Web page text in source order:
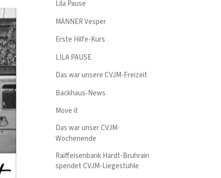
Lila Pause
MÄNNER Vesper
Erste Hilfe-Kurs
LILA PAUSE
Das war unsere CVJM-Freizeit
Backhaus-News
Move it
Das war unser CVJM-
Wochenende
Raiffeisenbank Hardt-Bruhrain
spendet CVJM-Liegestühle